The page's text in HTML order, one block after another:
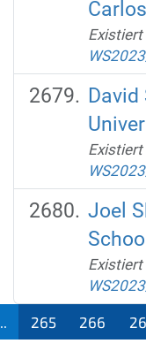
Existiert
David
Existiert
Joel
School
Existiert
265 266